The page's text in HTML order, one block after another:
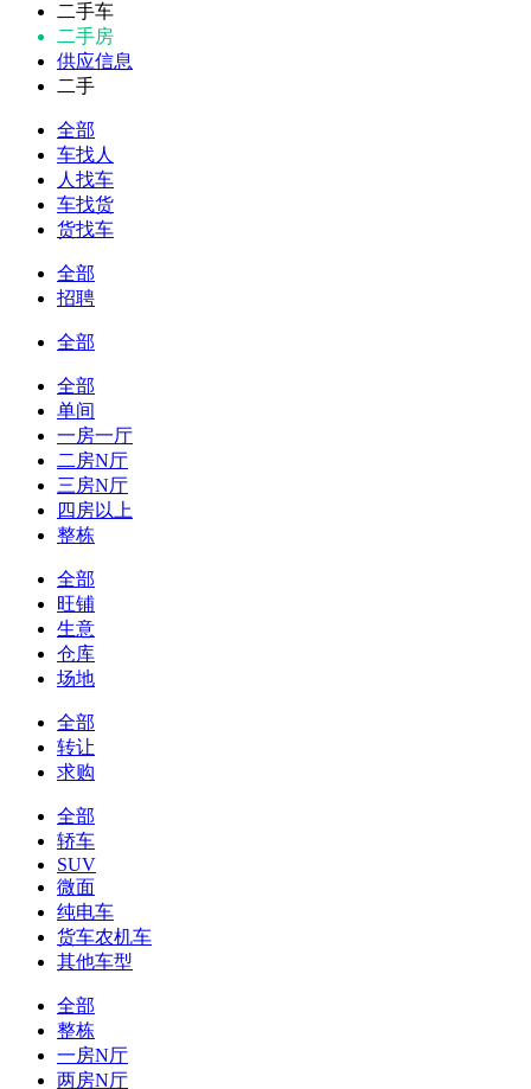
二手车
二手房
供应信息
二手
全部
车找人
人找车
车找货
货找车
全部
招聘
全部
全部
单间
一房一厅
二房N厅
三房N厅
四房以上
整栋
全部
旺铺
生意
仓库
场地
全部
转让
求购
全部
轿车
SUV
微面
纯电车
货车农机车
其他车型
全部
整栋
一房N厅
两房N厅